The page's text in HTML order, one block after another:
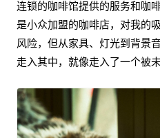
连锁的咖啡馆提供的服务和咖
是小众加盟的咖啡店，对我的
风险，但从家具、灯光到背景
走入其中，就像走入了一个被